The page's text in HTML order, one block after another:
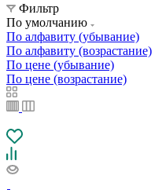
Фильтр
По умолчанию
По алфавиту (убывание)
По алфавиту (возрастание)
По цене (убывание)
По цене (возрастание)